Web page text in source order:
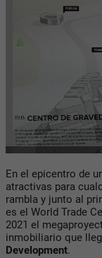
En el epicentro de
atractivas para
rambla y junto al
es el World Trade
2021 el
inmobiliario que
Development.